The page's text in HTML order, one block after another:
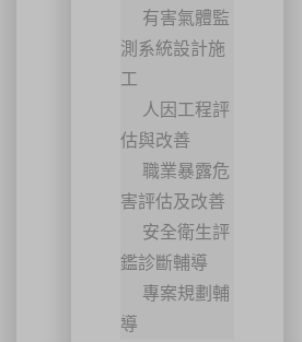
有害氣體監
測系統設計施
工
人因工程評
估與改善
職業暴露危
害評估及改善
安全衛生評
鑑診斷輔導
專案規劃輔
導